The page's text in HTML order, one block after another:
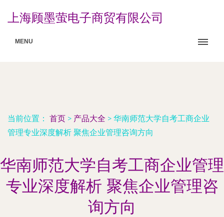
上海顾墨萤电子商贸有限公司
MENU
当前位置： 首页 > 产品大全 > 华南师范大学自考工商企业
管理专业深度解析 聚焦企业管理咨询方向
华南师范大学自考工商企业管理
专业深度解析 聚焦企业管理咨
询方向